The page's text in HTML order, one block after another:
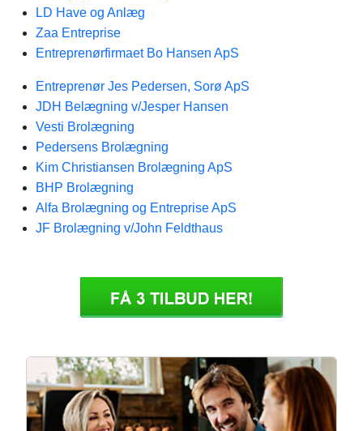
LD Have og Anlæg
Zaa Entreprise
Entreprenørfirmaet Bo Hansen ApS
Entreprenør Jes Pedersen, Sorø ApS
JDH Belægning v/Jesper Hansen
Vesti Brolægning
Pedersens Brolægning
Kim Christiansen Brolægning ApS
BHP Brolægning
Alfa Brolægning og Entreprise ApS
JF Brolægning v/John Feldthaus